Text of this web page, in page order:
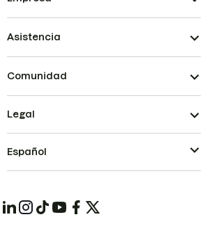
Asistencia
Comunidad
Legal
Español